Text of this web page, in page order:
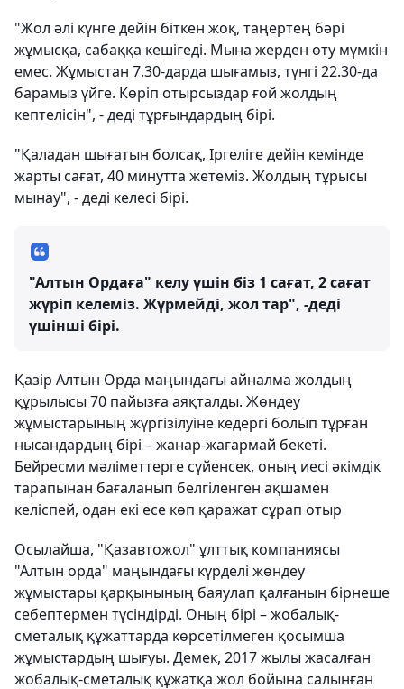
"Жол әлі күнге дейін біткен жоқ, таңертең бәрі
жұмысқа, сабаққа кешігеді. Мына жерден өту мүмкін
емес. Жұмыстан 7.30-дарда шығамыз, түнгі 22.30-да
барамыз үйге. Көріп отырсыздар ғой жолдың
кептелісін", - деді тұрғындардың бірі.
"Қаладан шығатын болсақ, Іргеліге дейін кемінде
жарты сағат, 40 минутта жетеміз. Жолдың тұрысы
мынау", - деді келесі бірі.
"Алтын Ордаға" келу үшін біз 1 сағат, 2 сағат
жүріп келеміз. Жүрмейді, жол тар", -деді
үшінші бірі.
Қазір Алтын Орда маңындағы айналма жолдың
құрылысы 70 пайызға аяқталды. Жөндеу
жұмыстарының жүргізілуіне кедергі болып тұрған
нысандардың бірі – жанар-жағармай бекеті.
Бейресми мәліметтерге сүйенсек, оның иесі әкімдік
тарапынан бағаланып белгіленген ақшамен
келіспей, одан екі есе көп қаражат сұрап отыр
Осылайша, "Қазавтожол" ұлттық компаниясы
"Алтын орда" маңындағы күрделі жөндеу
жұмыстары қарқынының баяулап қалғанын бірнеше
себептермен түсіндірді. Оның бірі – жобалық-
сметалық құжаттарда көрсетілмеген қосымша
жұмыстардың шығуы. Демек, 2017 жылы жасалған
жобалық-сметалық құжатқа жол бойына салынған